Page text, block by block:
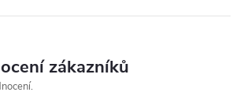
zákazníků